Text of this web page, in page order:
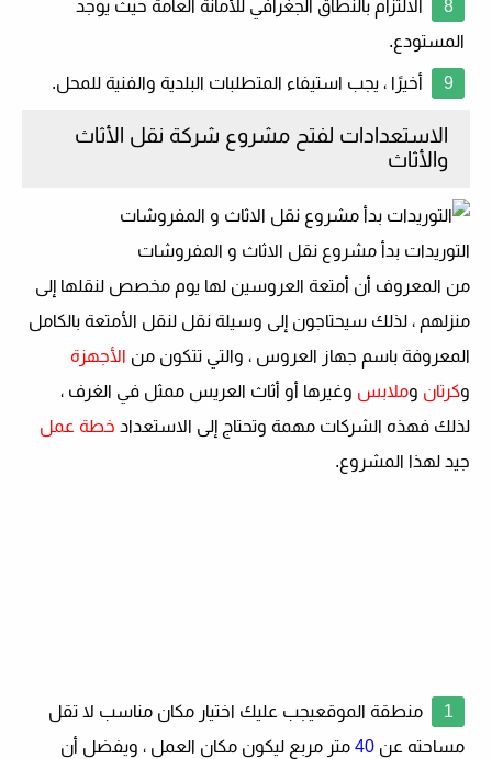
الالتزام بالنطاق الجغرافي للأمانة العامة حيث يوجد
المستودع.
أخيرًا ، يجب استيفاء المتطلبات البلدية والفنية للمحل.
الاستعدادات لفتح مشروع شركة نقل الأثاث
والأثاث
التوريدات بدأ مشروع نقل الاثاث و المفروشات
من المعروف أن أمتعة العروسين لها يوم مخصص لنقلها إلى
منزلهم ، لذلك سيحتاجون إلى وسيلة نقل لنقل الأمتعة بالكامل
المعروفة باسم جهاز العروس ، والتي تتكون من الأجهزة
وكرتان وملابس وغيرها أو أثاث العريس ممثل في الغرف ،
لذلك فهذه الشركات مهمة وتحتاج إلى الاستعداد خطة عمل
جيد لهذا المشروع.
منطقة الموقعيجب عليك اختيار مكان مناسب لا تقل
مساحته عن 40 متر مربع ليكون مكان العمل ، ويفضل أن